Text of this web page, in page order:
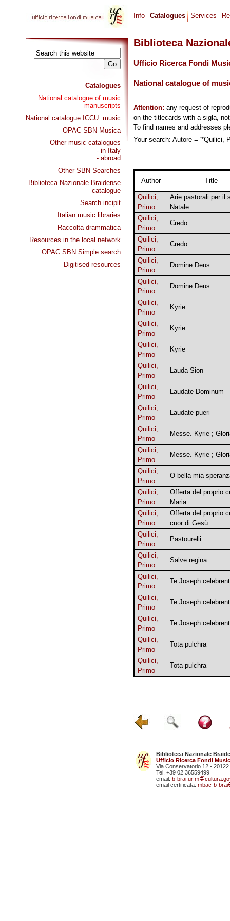
Catalogues
National catalogue of music
manuscripts
National catalogue ICCU: music
OPAC SBN Musica
Other music catalogues
- in Italy
- abroad
Other SBN Searches
Biblioteca Nazionale Braidense
catalogue
Search incipit
Italian music libraries
Raccolta drammatica
Resources in the local network
OPAC SBN Simple search
Digitised resources
Info Catalogues Services
Biblioteca
Ufficio Ricerca Fondi
National catalogue of
Attention: any request of
on the titlecards with a sigla,
To find names and addresses
Your search: Autore = '*Quilici,
Author Title
Quilici,
Primo
Arie pastorali per il
Natale
Quilici,
Primo
Credo
Quilici,
Primo
Credo
Quilici,
Primo
Domine Deus
Quilici,
Primo
Domine Deus
Quilici,
Primo
Kyrie
Quilici,
Primo
Kyrie
Quilici,
Primo
Kyrie
Quilici,
Primo
Lauda Sion
Quilici,
Primo
Laudate Dominum
Quilici,
Primo
Laudate pueri
Quilici,
Primo
Messe. Kyrie ;
Quilici,
Primo
Messe. Kyrie ;
Quilici,
Primo
O bella mia
Quilici,
Primo
Offerta del proprio
Maria
Quilici,
Primo
Offerta del proprio
cuor di Gesù
Quilici,
Primo
Pastourelli
Quilici,
Primo
Salve regina
Quilici,
Primo
Te Joseph celebrent
Quilici,
Primo
Te Joseph celebrent
Quilici,
Primo
Te Joseph celebrent
Quilici,
Primo
Tota pulchra
Quilici,
Primo
Tota pulchra
Biblioteca Nazionale
Ufficio Ricerca Fondi
Via Conservatorio 12 - 20122
Tel. +39 02 36559499
email: b-brai.urfm
email certificata: mbac-b-brai